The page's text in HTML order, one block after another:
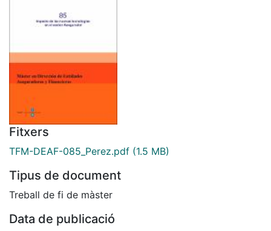
Fitxers
TFM-DEAF-085_Perez.pdf (1.5 MB)
Tipus de document
Treball de fi de màster
Data de publicació